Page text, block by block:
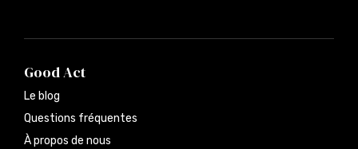
Good Act
Le blog
Questions fréquentes
À propos de nous